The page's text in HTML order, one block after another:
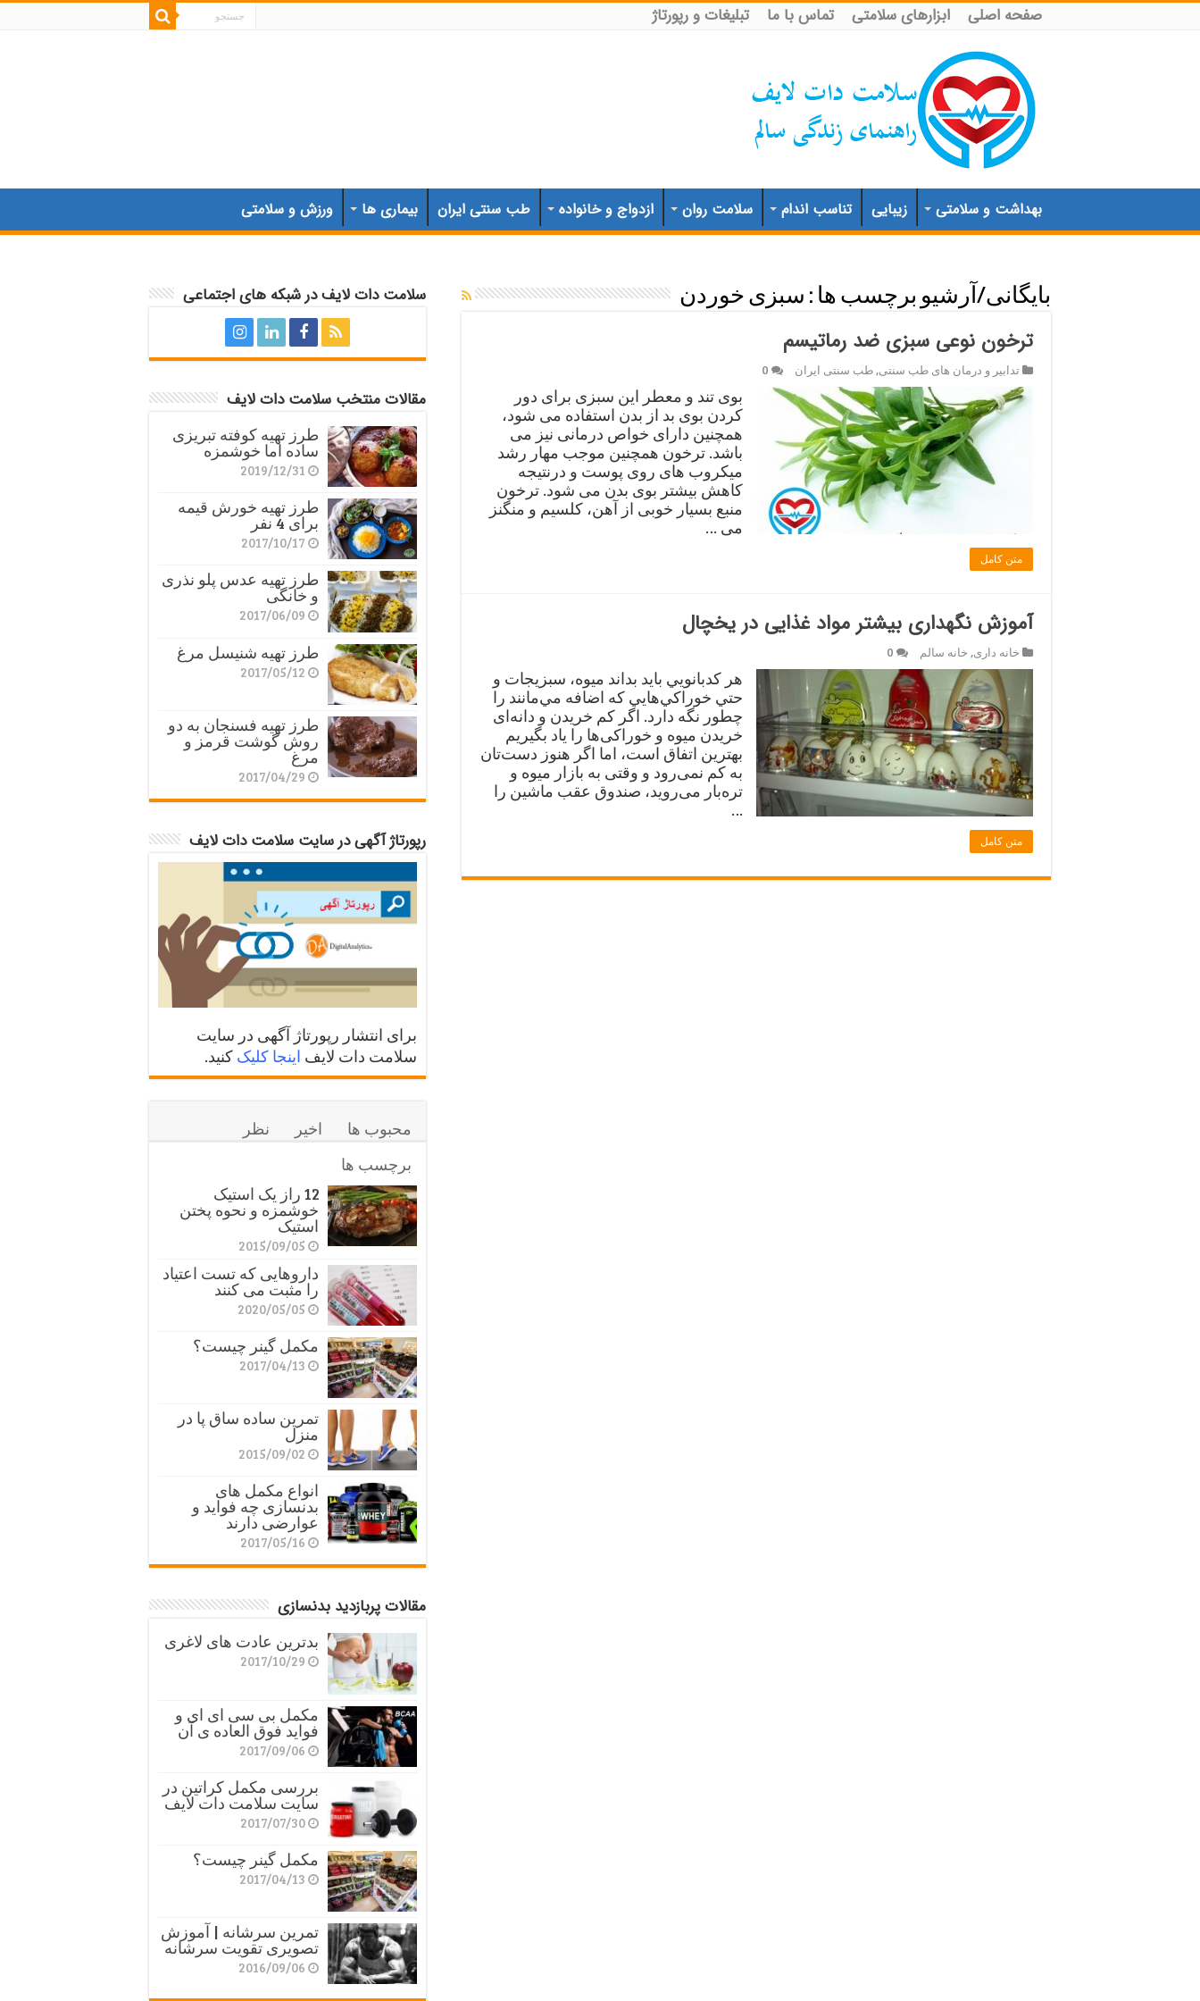
صفحه اصلی ابزارهای سلامتی تماس با ما تبلیغات و رپورتاژ
بهداشت و سلامتی زیبایی تناسب اندام سلامت روان ازدواج و خانواده طب سنتی ایران بیماری ها ورزش و سلامتی
بایگانی/آرشیو برچسب ها : سبزی خوردن
ترخون نوعی سبزی ضد رماتیسم
تدابیر و درمان های طب سنتی,طب سنتی ایران 0
بوی تند و معطر این سبزی برای دور
كردن بوی بد از بدن استفاده می‌ شود،
همچنین دارای خواص درمانی نیز می
باشد. ترخون همچنین موجب مهار رشد
میكروب ‌های روی پوست و درنتیجه
كاهش بیشتر بوی بدن می ‌شود. ترخون
منبع بسیار خوبی از آهن، كلسیم و منگنز
می‌ …
متن کامل
آموزش نگهداری بیشتر مواد غذایی در یخچال
خانه داری, خانه سالم 0
هر كدبانويي بايد بداند ميوه، سبزيجات و
حتي خوراكي‌هايي كه اضافه مي‌مانند را
چطور نگه دارد. اگر کم خریدن و دانه‌ای
خریدن میوه و خوراکی‌ها را یاد بگیریم
بهترین اتفاق است، اما اگر هنوز دست‌تان
به کم نمی‌رود و وقتی به بازار میوه و
تره‌بار می‌روید، صندوق عقب ماشین را
…
متن کامل
سلامت دات لایف در شبکه های اجتماعی
مقالات منتخب سلامت دات لایف
طرز تهیه کوفته تبریزی
ساده اما خوشمزه
2019/12/31
طرز تهیه خورش قیمه
برای 4 نفر
2017/10/17
طرز تهیه عدس پلو نذری
و خانگی
2017/06/09
طرز تهیه شنیسل مرغ
2017/05/12
طرز تهیه فسنجان به دو
روش گوشت قرمز و
مرغ
2017/04/29
رپورتاژ آگهی در سایت سلامت دات لایف
برای انتشار رپورتاژ آگهی در سایت
سلامت دات لایف اینجا کلیک کنید.
محبوب ها اخیر
نظر
برچسب ها
12 راز یک استیک
خوشمزه و نحوه پختن
استیک
2015/09/05
داروهایی که تست اعتیاد
را مثبت می کنند
2020/05/05
مکمل گینر چیست؟
2017/04/13
تمرین ساده ساق پا در
منزل
2015/09/02
انواع مکمل های
بدنسازی چه فواید و
عوارضی دارند
2017/05/16
مقالات پربازدید بدنسازی
بدترین عادت های لاغری
2017/10/29
مکمل بی سی ای ای و
فواید فوق العاده ی آن
2017/09/06
بررسی مکمل کراتین در
سایت سلامت دات لایف
2017/07/30
مکمل گینر چیست؟
2017/04/13
تمرین سرشانه | آموزش
تصویری تقویت سرشانه
2016/09/06